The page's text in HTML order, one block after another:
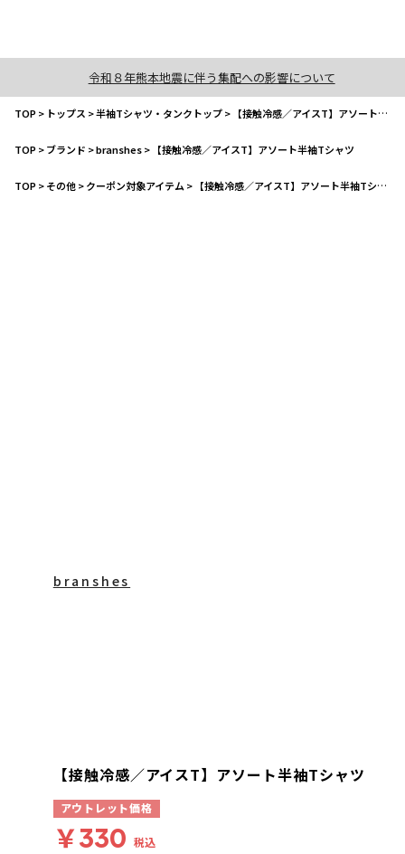
令和８年熊本地震に伴う集配への影響について
TOP> トップス >半袖Tシャツ・タンクトップ> 【接触冷感／アイスT】アソート半袖Tシャツ
TOP>ブランド >branshes> 【接触冷感／アイスT】アソート半袖Tシャツ
TOP>その他>クーポン対象アイテム > 【接触冷感／アイスT】アソート半袖Tシャツ
branshes
【接触冷感／アイスT】アソート半袖Tシャツ
アウトレット価格
￥330 税込